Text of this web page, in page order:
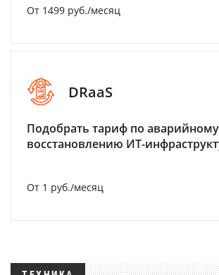
От 1499 руб./месяц
DRaaS
Подобрать тариф по аварийному
восстановлению ИТ-
От 1 руб./месяц